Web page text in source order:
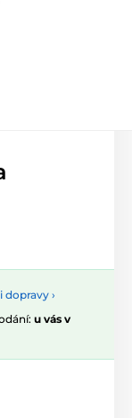
dopravy ›
u vás v